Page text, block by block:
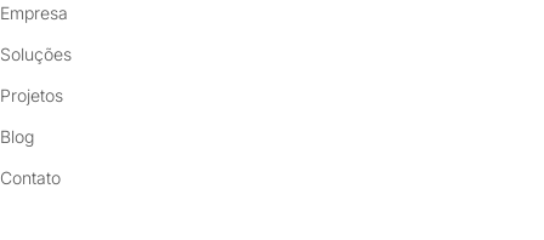
Empresa
Soluções
Projetos
Blog
Contato